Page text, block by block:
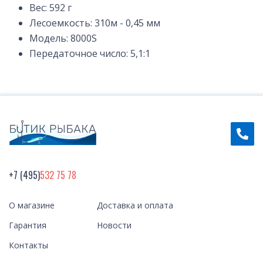
Вес: 592 г
Лесоемкость: 310м - 0,45 мм
Модель: 8000S
Передаточное число: 5,1:1
+7 (495)532 75 78
О магазине
Доставка и оплата
Гарантия
Новости
Контакты